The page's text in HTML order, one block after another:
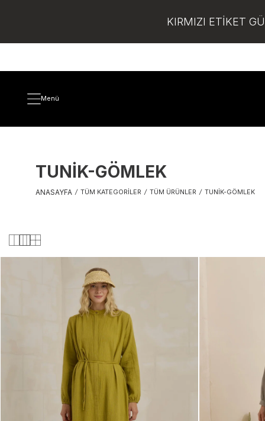
KIRMIZI ETİKET
Menü
TUNIK-GÖMLEK
ANASAYFA / TÜM KATEGORILER / TÜM ÜRÜNLER / TUNIK-GÖMLEK